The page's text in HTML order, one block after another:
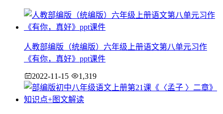
人教部编版（统编版）六年级上册语文第八单元习作
《有你，真好》ppt课件
2022-11-15 1,319